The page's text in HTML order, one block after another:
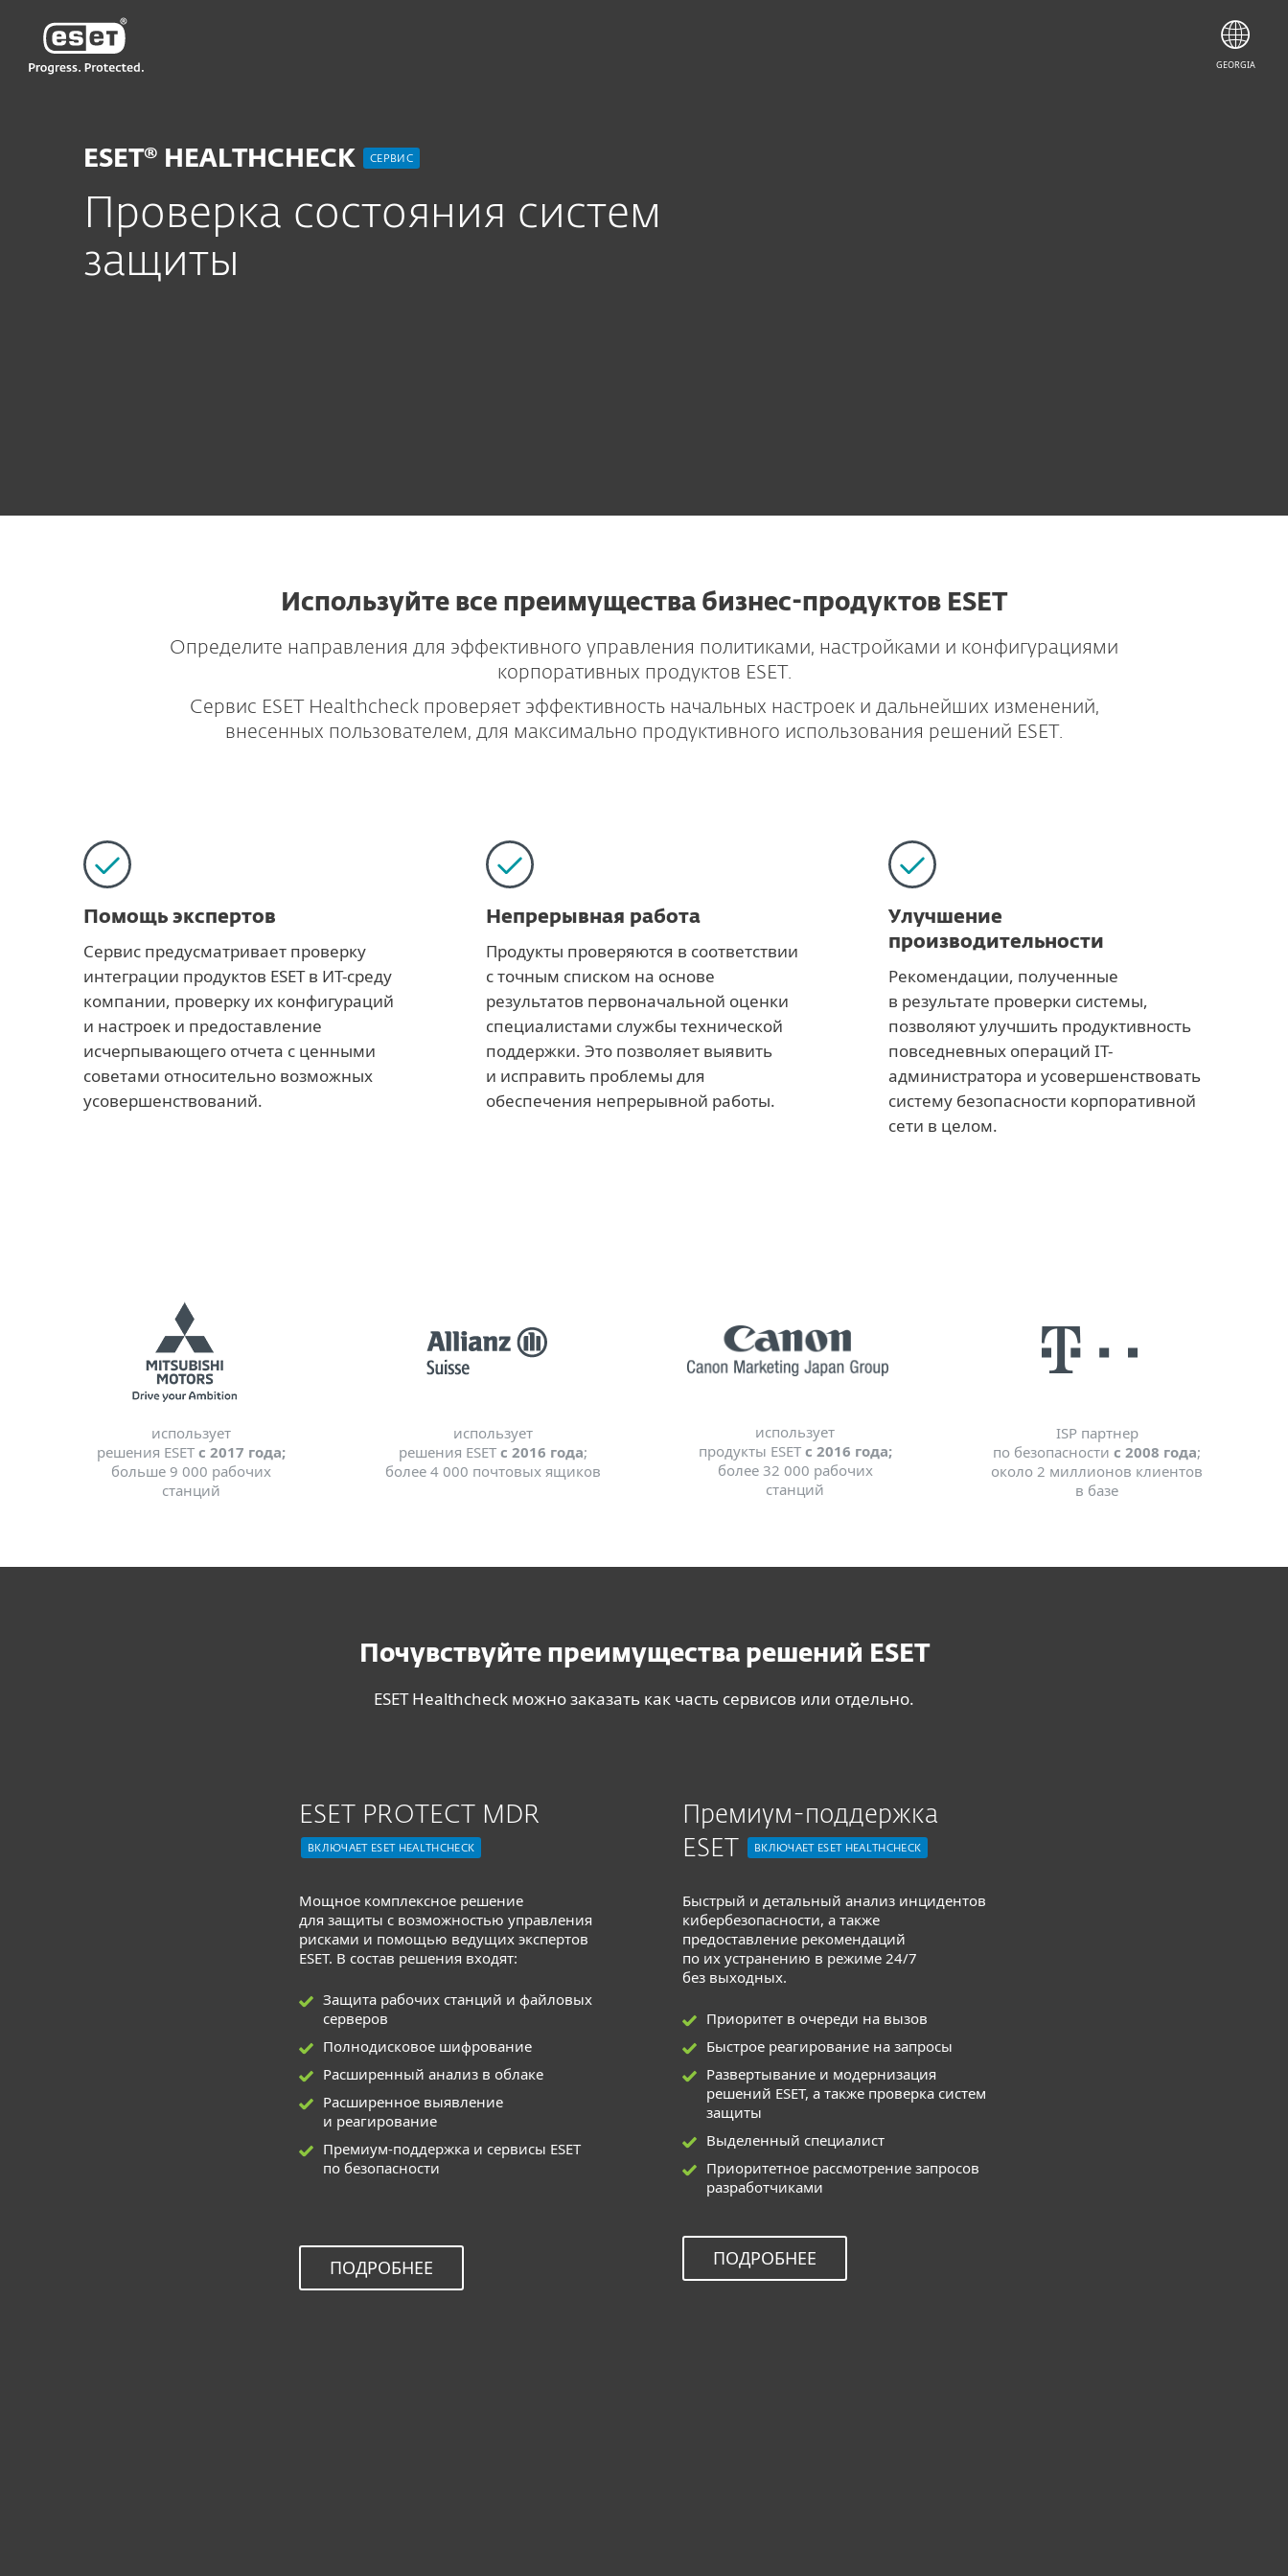
ESET® HEALTHCHECK CЕРВИС
Проверка состояния систем
защиты
Используйте все преимущества бизнес-продуктов ESET
Определите направления для эффективного управления политиками, настройками и конфигурациями
корпоративных продуктов ESET.
Сервис ESET Healthcheck проверяет эффективность начальных настроек и дальнейших изменений,
внесенных пользователем, для максимально продуктивного использования решений ESET.
Помощь экспертов
Сервис предусматривает проверку
интеграции продуктов ESET в ИТ-среду
компании, проверку их конфигураций
и настроек и предоставление
исчерпывающего отчета с ценными
советами относительно возможных
усовершенствований.
Непрерывная работа
Продукты проверяются в соответствии
с точным списком на основе
результатов первоначальной оценки
специалистами службы технической
поддержки. Это позволяет выявить
и исправить проблемы для
обеспечения непрерывной работы.
Улучшение
производительности
Рекомендации, полученные
в результате проверки системы,
позволяют улучшить продуктивность
повседневных операций IT-
администратора и усовершенствовать
систему безопасности корпоративной
сети в целом.
использует
решения ESET с 2017 года;
больше 9 000 рабочих
станций
использует
решения ESET с 2016 года;
более 4 000 почтовых ящиков
использует
продукты ESET с 2016 года;
более 32 000 рабочих
станций
ISP партнер
по безопасности с 2008 года;
около 2 миллионов клиентов
в базе
Почувствуйте преимущества решений ESET
ESET Healthcheck можно заказать как часть сервисов или отдельно.
ESET PROTECT MDR
ВКЛЮЧАЕТ ESET HEALTHCHECK
Мощное комплексное решение
для защиты с возможностью управления
рисками и помощью ведущих экспертов
ESET. В состав решения входят:
Защита рабочих станций и файловых
серверов
Полнодисковое шифрование
Расширенный анализ в облаке
Расширенное выявление
и реагирование
Премиум-поддержка и сервисы ESET
по безопасности
ПОДРОБНЕЕ
Премиум-поддержка
ESET
ВКЛЮЧАЕТ ESET HEALTHCHECK
Быстрый и детальный анализ инцидентов
кибербезопасности, а также
предоставление рекомендаций
по их устранению в режиме 24/7
без выходных.
Приоритет в очереди на вызов
Быстрое реагирование на запросы
Развертывание и модернизация
решений ESET, а также проверка систем
защиты
Выделенный специалист
Приоритетное рассмотрение запросов
разработчиками
ПОДРОБНЕЕ
GE GE-RU2Сервисы для бизнеса
ESET
GEORGIA